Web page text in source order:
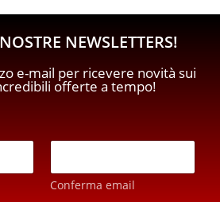
NEWSLETTERS!
e-mail per ricevere novità sui
offerte a tempo!
Conferma email